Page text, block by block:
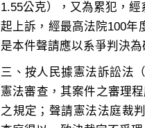
1.55公克），又為累犯，
起上訴，經最高法院100年
三、按人民據憲法訴訟法
憲法審查，其案件之審理
之規定；聲請憲法法庭裁